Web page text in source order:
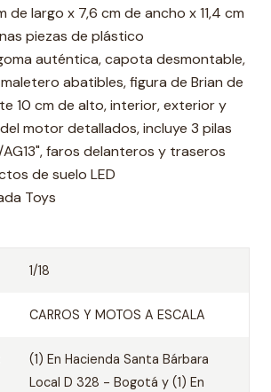
de largo x 7,6 cm de ancho x 11,4 cm
piezas de plástico
auténtica, capota desmontable,
abatibles, figura de Brian de
10 cm de alto, interior, exterior y
motor detallados, incluye 3 pilas
faros delanteros y traseros
de suelo LED
Toys
1/18
CARROS Y MOTOS A ESCALA
(1) En Hacienda Santa Bárbara
Local D 328 - Bogotá y (1) En